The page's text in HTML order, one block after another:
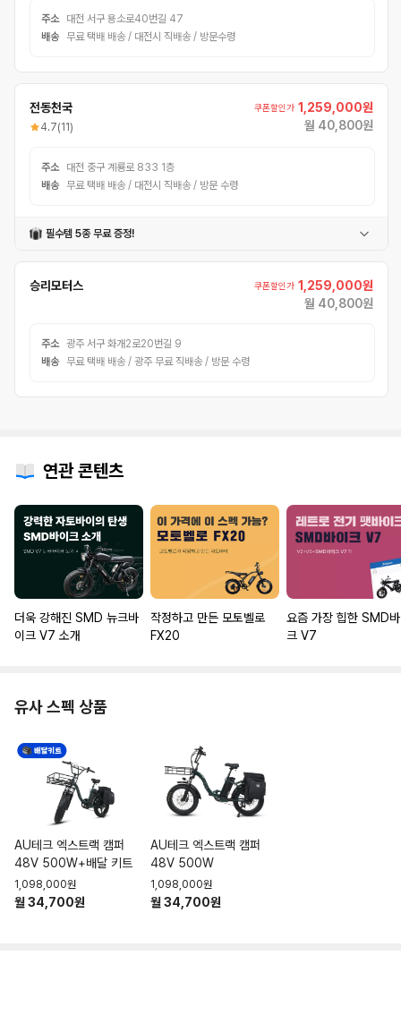
주소
대전 서구 용소로40번길 47
배송
무료 택배 배송 / 대전시 직배송 / 방문수령
전동천국
4.7(11)
쿠폰할인가 1,259,000원
월 40,800원
주소
대전 중구 계룡로 833 1층
배송
무료 택배 배송 / 대전시 직배송 / 방문 수령
필수템 5종 무료 증정!
승리모터스 쿠폰할인가 1,259,000원
월 40,800원
주소 광주 서구 화개2로20번길 9
배송
무료 택배 배송 / 광주 무료 직배송 / 방문 수령
연관 콘텐츠
더욱 강해진 SMD 뉴크바
이크 V7 소개
작정하고 만든 모토벨로
FX20
요즘 가장 힙한 SMD
크 V7
유사 스펙 상품
AU테크 엑스트랙 캠퍼
48V 500W+배달 키트
1,098,000원
월 34,700원
AU테크 엑스트랙 캠퍼
48V 500W
1,098,000원
월 34,700원